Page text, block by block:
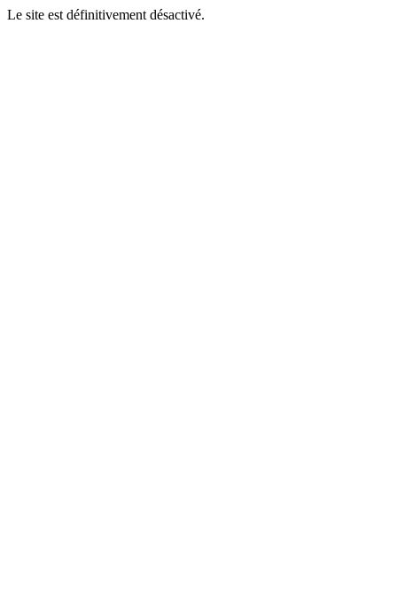
Le site est définitivement désactivé.